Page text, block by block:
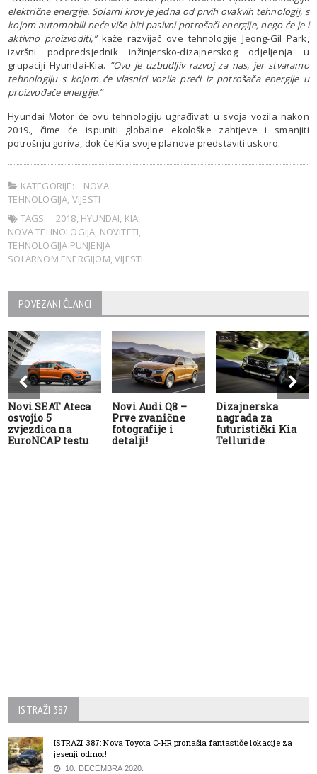
električne energije. Solarni krov je jedna od prvih ovakvih tehnologij, s
kojom automobili neće više biti pasivni potrošači energije, nego će je i
aktivno proizvoditi,”kaže razvijač ove tehnologije Jeong-Gil Park,
izvršni podpredsjednik inžinjersko-dizajnerskog odjeljenja u
grupaciji Hyundai-Kia. “Ovo je uzbudljiv razvoj za nas, jer stvaramo
tehnologiju s kojom će vlasnici vozila preći iz potrošača energije u
proizvođače energije.”
Hyundai Motor će ovu tehnologiju ugrađivati u svoja vozila nakon
2019., čime će ispuniti globalne ekološke zahtjeve i smanjiti
potrošnju goriva, dok će Kia svoje planove predstaviti uskoro.
KATEGORIJE:
NOVA
TEHNOLOGIJA, VIJESTI
TAGS:
2018, HYUNDAI, KIA,
NOVA TEHNOLOGIJA, NOVITETI,
TEHNOLOGIJA PUNJENJA
SOLARNOM ENERGIJOM,VIJESTI
POVEZANI ČLANCI
Novi SEAT Ateca
osvojio 5
zvjezdica na
EuroNCAP testu
Novi Audi Q8 –
Prve zvanične
fotografije i
detalji!
Dizajnerska
nagrada za
futuristički Kia
Telluride
ISTRAŽI 387
ISTRAŽI 387: Nova Toyota C-HR pronašla fantastiče lokacije za
jesenji odmor!
10. DECEMBRA 2020.